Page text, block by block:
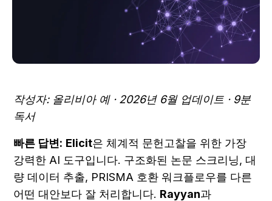
작성자: 올리비아 예 · 2026년 6월 업데이트 · 9분
독서
빠른 답변: Elicit은 체계적 문헌고찰을 위한 가장
강력한 AI 도구입니다. 구조화된 논문 스크리닝, 대
량 데이터 추출, PRISMA 호환 워크플로우를 다른
어떤 대안보다 잘 처리합니다. Rayyan